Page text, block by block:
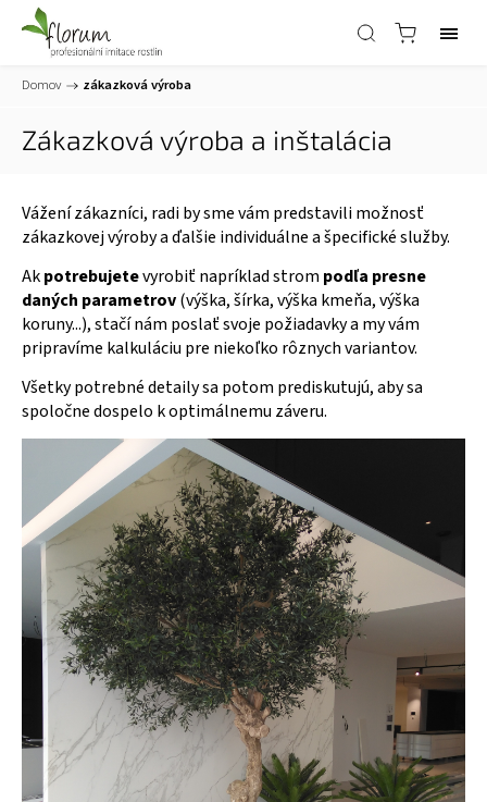
Domov / zákazková výroba
Zákazková výroba a inštalácia
Vážení zákazníci, radi by sme vám predstavili možnosť
zákazkovej výroby a ďalšie individuálne a špecifické služby.
Akpotrebujetevyrobiť napríklad strom podľa presne
daných parametrov(výška, šírka, výška kmeňa, výška
koruny...), stačí nám poslať svoje požiadavky a my vám
pripravíme kalkuláciu pre niekoľko rôznych variantov.
Všetky potrebné detaily sa potom prediskutujú, aby sa
spoločne dospelo k optimálnemu záveru.